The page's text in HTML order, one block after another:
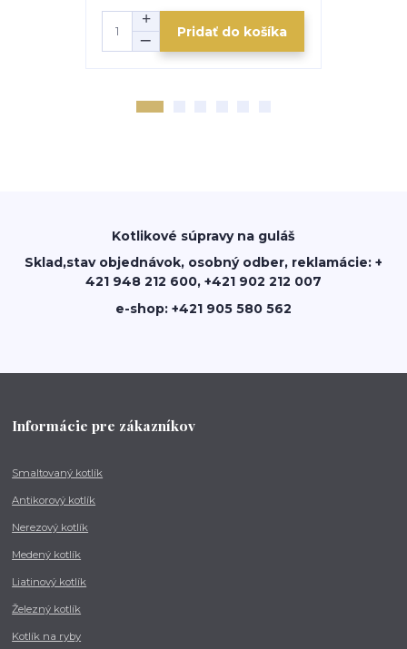
Pridať do košíka
Kotlikové súpravy na guláš
Sklad,stav objednávok, osobný odber, reklamácie: +
421 948 212 600, +421 902 212 007
e-shop: +421 905 580 562
Informácie pre zákazníkov
Smaltovaný kotlík
Antikorový kotlík
Nerezový kotlík
Medený kotlík
Liatinový kotlík
Železný kotlík
Kotlík na ryby